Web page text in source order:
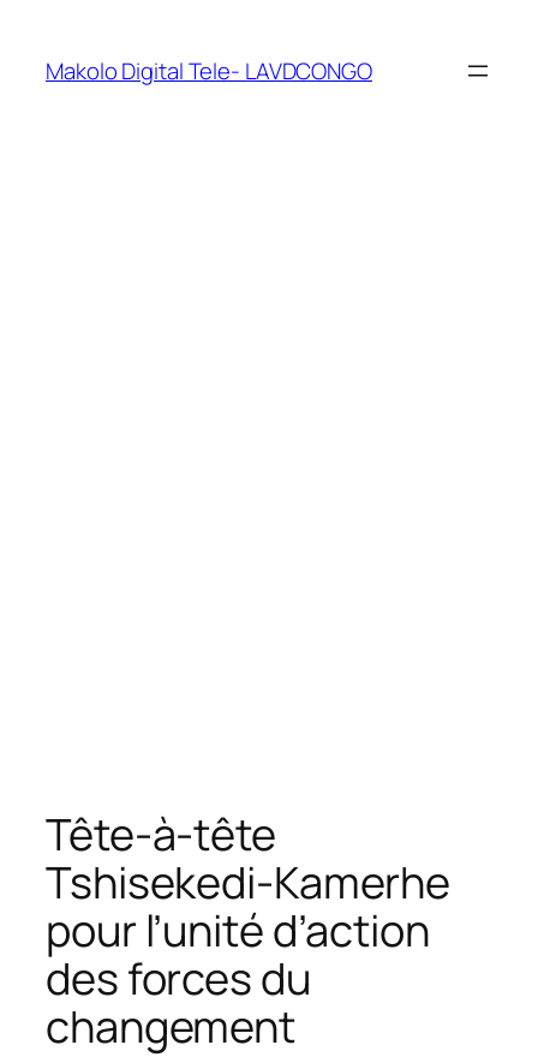
Makolo Digital Tele- LAVDCONGO
Tête-à-tête
Tshisekedi-Kamerhe
pour l’unité d’action
des forces du
changement